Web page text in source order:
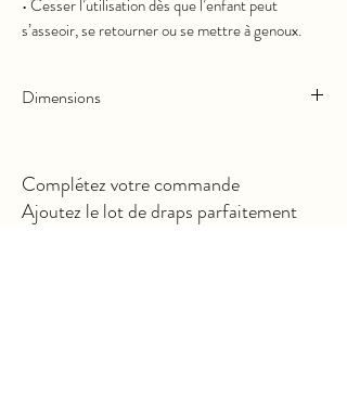
• Cesser l’utilisation dès que l’enfant peut
s’asseoir, se retourner ou se mettre à genoux.
Dimensions
Hauteur :35cm
Complétez votre commande
Ajoutez le lot de draps parfaitement